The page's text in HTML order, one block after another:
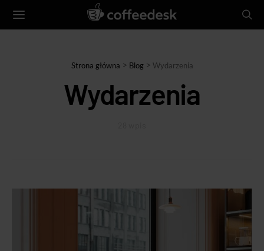
Strona główna > Blog> Wydarzenia
Wydarzenia